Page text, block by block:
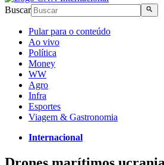
Buscar
Pular para o conteúdo
Ao vivo
Política
Money
WW
Agro
Infra
Esportes
Viagem & Gastronomia
Internacional